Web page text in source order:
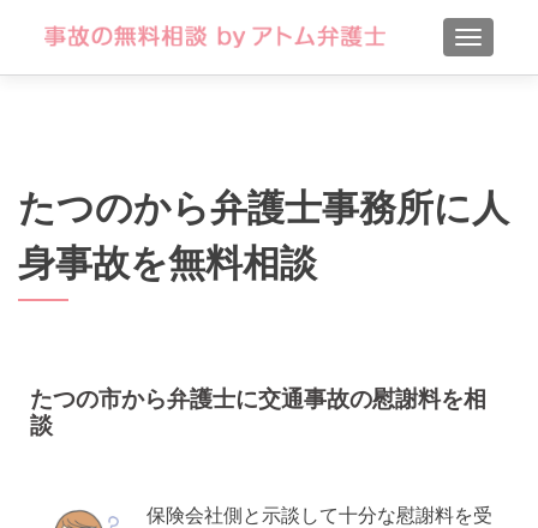
たつのから弁護士事務所に人
身事故を無料相談
たつの市から弁護士に交通事故の慰謝料を相
談
保険会社側と示談して十分な慰謝料を受